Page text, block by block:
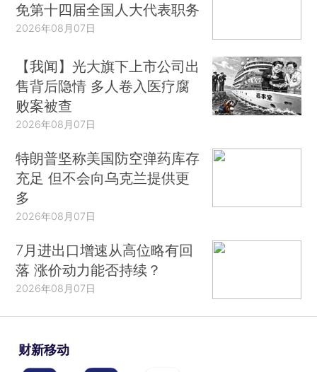
免第十四届全国人大代表职务
2026年08月07日
【我闻】光大旗下上市公司出
售背后隐情 多人卷入医疗腐
败案被查
2026年08月07日
特朗普坚称美国防空弹药库存
充足 但不会向乌克兰提供更
多
2026年08月07日
7月进出口增速从高位略有回
落 涨价动力能否持续？
2026年08月07日
财新移动